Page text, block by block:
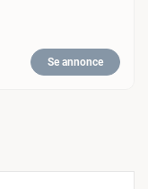
Se annonce